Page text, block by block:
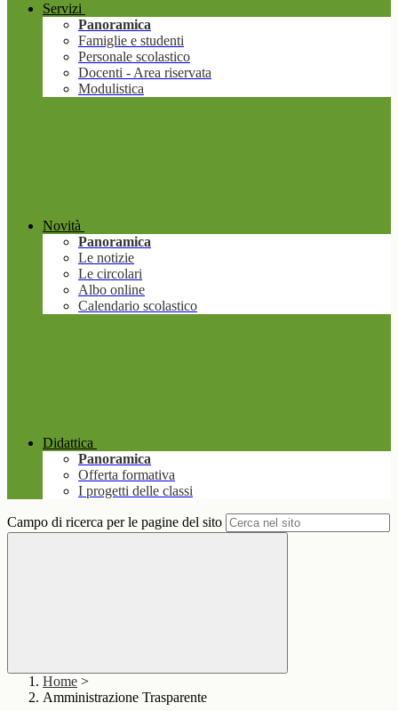
Servizi
Panoramica
Famiglie e studenti
Personale scolastico
Docenti - Area riservata
Modulistica
Novità
Panoramica
Le notizie
Le circolari
Albo online
Calendario scolastico
Didattica
Panoramica
Offerta formativa
I progetti delle classi
Campo di ricerca per le pagine del sito
Home >
Amministrazione Trasparente